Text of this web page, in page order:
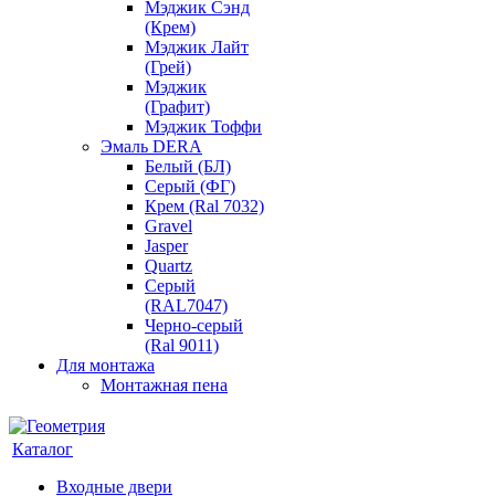
Мэджик Сэнд
(Крем)
Мэджик Лайт
(Грей)
Мэджик
(Графит)
Мэджик Тоффи
Эмаль DERA
Белый (БЛ)
Серый (ФГ)
Крем (Ral 7032)
Gravel
Jasper
Quartz
Серый
(RAL7047)
Черно-серый
(Ral 9011)
Для монтажа
Монтажная пена
Каталог
Входные двери